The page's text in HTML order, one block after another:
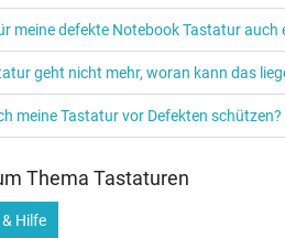
meine defekte Notebook Tastatur
geht nicht mehr, woran kann das
meine Tastatur vor Defekten schützen?
Thema Tastaturen
Hilfe